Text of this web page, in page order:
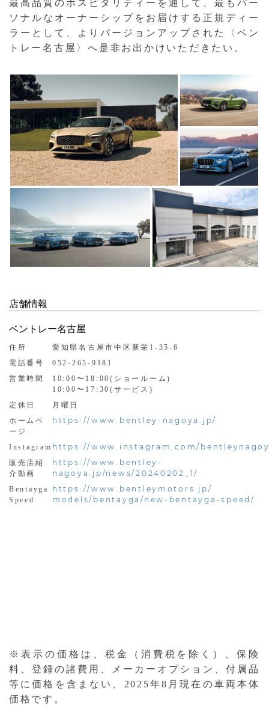
最高品質のホスピタリティーを通して、最もパー
ソナルなオーナーシップをお届けする正規ディー
ラーとして、よりバージョンアップされた〈ベン
トレー名古屋〉へ是非お出かけいただきたい。
店舗情報
ベントレー名古屋
住所
愛知県名古屋市中区新栄1-35-6
電話番号
052-265-9181
営業時間
10:00〜18:00(ショールーム)
10:00〜17:30(サービス)
定休日
月曜日
ホームペ
ージ
https://www.bentley-nagoya.jp/
Instagram https://www.instagram.com/
販売店紹
介動画
https://www.bentley-
nagoya.jp/news/20240202_1/
Bentayga
Speed
https://www.bentleymotors.jp/
models/bentayga/new-bentayga-speed/
※表示の価格は、税金（消費税を除く）、保険
料、登録の諸費用、メーカーオプション、付属品
等に価格を含まない、2025年8月現在の車両本体
価格です。